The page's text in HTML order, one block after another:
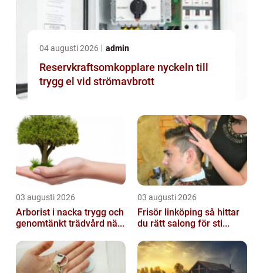
04 augusti 2026 admin
Reservkraftsomkopplare nyckeln till
trygg el vid strömavbrott
03 augusti 2026
Arborist i nacka trygg och
genomtänkt trädvård nä...
03 augusti 2026
Frisör linköping så hittar
du rätt salong för sti...